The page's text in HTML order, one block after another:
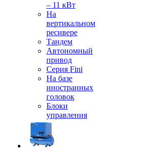
– 11 кВт
На
вертикальном
ресивере
Тандем
Автономный
привод
Серия Fini
На базе
иностранных
головок
Блоки
управления